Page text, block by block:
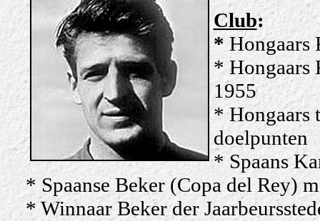
Club:
*Hongaars
* Hongaars
1955
* Hongaars
doelpunten
* Spaans
* Spaanse Beker (Copa del Rey)
* Winnaar Beker der